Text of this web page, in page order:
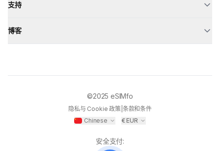
支持
博客
©2025 eSIMfo
隐私与 Cookie 政策| 条款和条件
Chinese
€EUR
安全支付: